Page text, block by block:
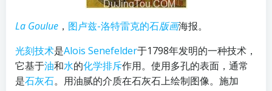
La Goulue ， 图卢兹-洛特雷克的石版画海报。
光刻技术是Alois Senefelder于1798年发明的一种技术，
它基于油和水的化学排斥作用。使用多孔的表面，通常
是石灰石。用油腻的介质在石灰石上绘制图像。施加